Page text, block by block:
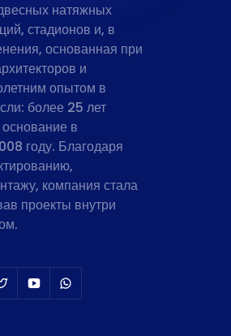
натяжных
стадионов и, в
основанная при
и
опытом в
более 25 лет
в
году. Благодаря
компания стала
проекты внутри